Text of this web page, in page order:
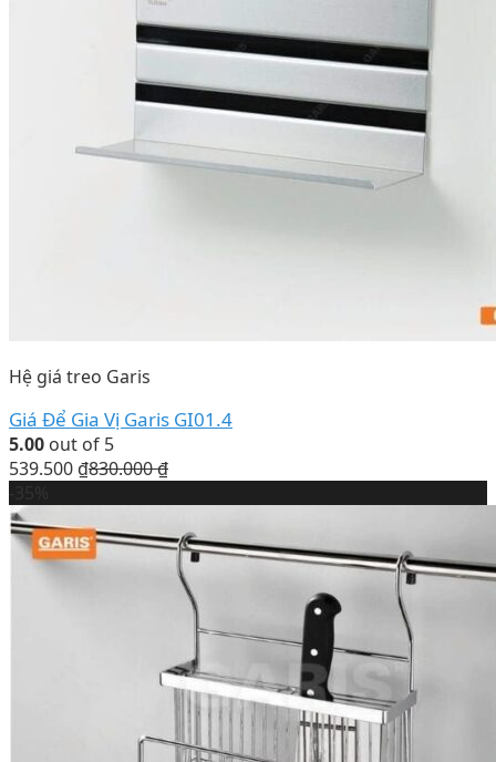
Hệ giá treo Garis
Giá Để Gia Vị Garis GI01.4
5.00 out of 5
539.500 ₫830.000₫